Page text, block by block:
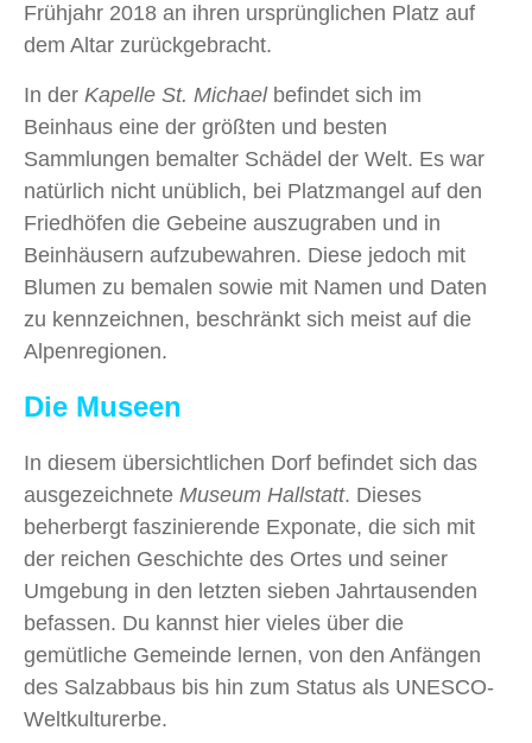
Frühjahr 2018 an ihren ursprünglichen Platz auf
dem Altar zurückgebracht.
In der Kapelle St. Michaelbefindet sich im
Beinhaus eine der größten und besten
Sammlungen bemalter Schädel der Welt. Es war
natürlich nicht unüblich, bei Platzmangel auf den
Friedhöfen die Gebeine auszugraben und in
Beinhäusern aufzubewahren. Diese jedoch mit
Blumen zu bemalen sowie mit Namen und Daten
zu kennzeichnen, beschränkt sich meist auf die
Alpenregionen.
Die Museen
In diesem übersichtlichen Dorf befindet sich das
ausgezeichnete Museum Hallstatt. Dieses
beherbergt faszinierende Exponate, die sich mit
der reichen Geschichte des Ortes und seiner
Umgebung in den letzten sieben Jahrtausenden
befassen. Du kannst hier vieles über die
gemütliche Gemeinde lernen, von den Anfängen
des Salzabbaus bis hin zum Status als UNESCO-
Weltkulturerbe.